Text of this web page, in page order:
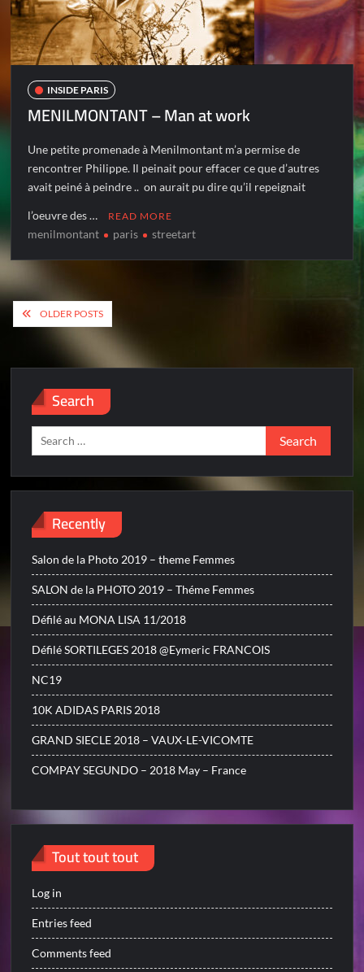
INSIDE PARIS
MENILMONTANT – Man at work
Une petite promenade à Menilmontant m’a permise de
rencontrer Philippe. Il peinait pour effacer ce que d’autres
avait peiné à peindre .. on aurait pu dire qu’il repeignait
l’oeuvre des … READ MORE
menilmontant paris streetart
Posts
navigation
OLDER POSTS
Search
Search
for:
Recently
Salon de la Photo 2019 – theme Femmes
SALON de la PHOTO 2019 – Théme Femmes
Défilé au MONA LISA 11/2018
Défilé SORTILEGES 2018 @Eymeric FRANCOIS
NC19
10K ADIDAS PARIS 2018
GRAND SIECLE 2018 – VAUX-LE-VICOMTE
COMPAY SEGUNDO – 2018 May – France
Tout tout tout
Log in
Entries feed
Comments feed